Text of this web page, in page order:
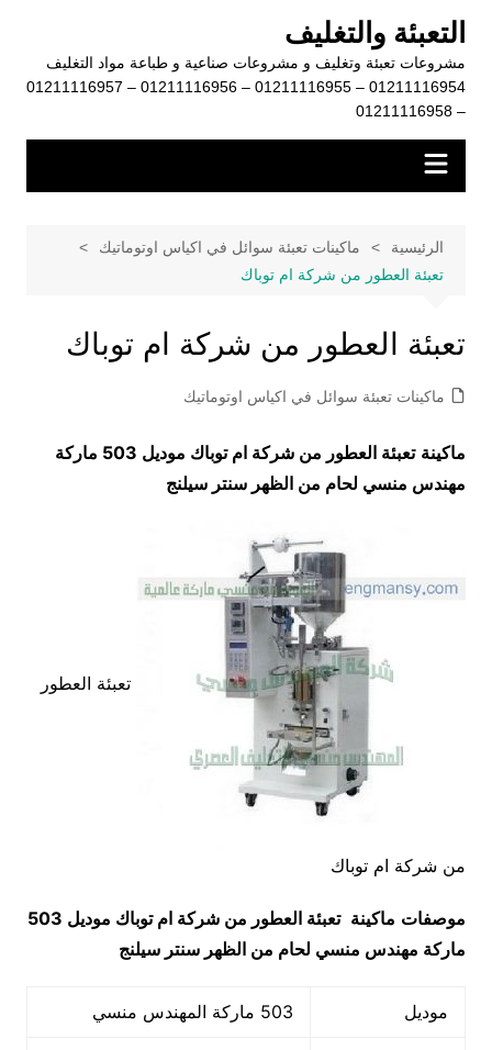
المحتوى
التعبئة والتغليف
مشروعات تعبئة وتغليف و مشروعات صناعية و طباعة مواد التغليف
01211116954 – 01211116955 – 01211116956 – 01211116957
– 01211116958
الرئيسية
ماكينات تعبئة سوائل في اكياس اوتوماتيك
تعبئة العطور من شركة ام توباك
تعبئة العطور من شركة ام توباك
ماكينات تعبئة سوائل في اكياس اوتوماتيك
ماكينة
تعبئة العطور من شركة ام توباك موديل 503 ماركة
مهندس منسي لحام من الظهر سنتر سيلنج
تعبئة العطور
من شركة ام توباك
موصفات ماكينة تعبئة العطور من شركة ام توباك موديل
ماركة مهندس منسي لحام من الظهر سنتر سيلنج
موديل 503 ماركة المهندس منسي